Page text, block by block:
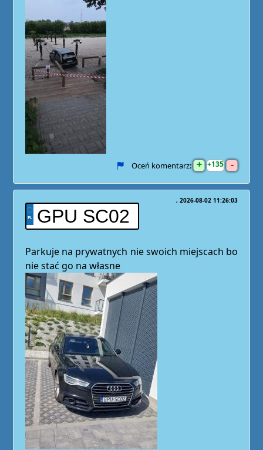
Oceń komentarz: + 135 -
GPU SC02
2026-08-02 11:26:03
Parkuje na prywatnych nie swoich miejscach bo
nie stać go na własne